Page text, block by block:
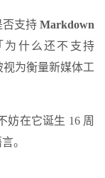
否支持 Markdown
为什么还不支持
视为衡量新媒体工
妨在它诞生 16 周
。